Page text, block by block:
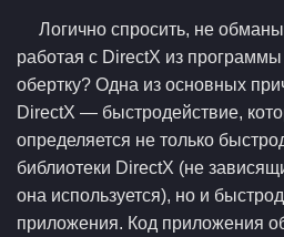
Логично спросить, не
работая с DirectX из
обертку? Одна из основных
DirectX — быстродействие,
определяется не только
библиотеки DirectX (не
она используется), но и
приложения. Код приложения